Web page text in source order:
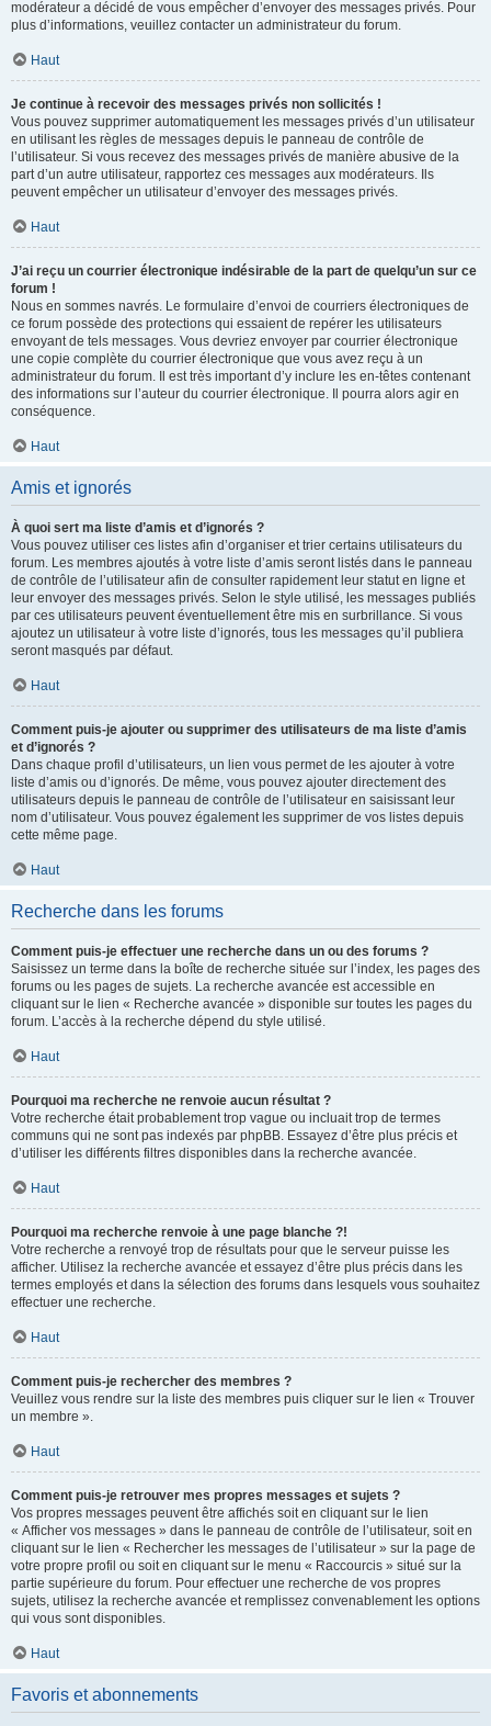
modérateur a décidé de vous empêcher d’envoyer des messages privés. Pour
plus d’informations, veuillez contacter un administrateur du forum.
Haut
Je continue à recevoir des messages privés non sollicités !
Vous pouvez supprimer automatiquement les messages privés d’un utilisateur
en utilisant les règles de messages depuis le panneau de contrôle de
l’utilisateur. Si vous recevez des messages privés de manière abusive de la
part d’un autre utilisateur, rapportez ces messages aux modérateurs. Ils
peuvent empêcher un utilisateur d’envoyer des messages privés.
Haut
J’ai reçu un courrier électronique indésirable de la part de quelqu’un sur ce
forum !
Nous en sommes navrés. Le formulaire d’envoi de courriers électroniques de
ce forum possède des protections qui essaient de repérer les utilisateurs
envoyant de tels messages. Vous devriez envoyer par courrier électronique
une copie complète du courrier électronique que vous avez reçu à un
administrateur du forum. Il est très important d’y inclure les en-têtes contenant
des informations sur l’auteur du courrier électronique. Il pourra alors agir en
conséquence.
Haut
Amis et ignorés
À quoi sert ma liste d’amis et d’ignorés ?
Vous pouvez utiliser ces listes afin d’organiser et trier certains utilisateurs du
forum. Les membres ajoutés à votre liste d’amis seront listés dans le panneau
de contrôle de l’utilisateur afin de consulter rapidement leur statut en ligne et
leur envoyer des messages privés. Selon le style utilisé, les messages publiés
par ces utilisateurs peuvent éventuellement être mis en surbrillance. Si vous
ajoutez un utilisateur à votre liste d’ignorés, tous les messages qu’il publiera
seront masqués par défaut.
Haut
Comment puis-je ajouter ou supprimer des utilisateurs de ma liste d’amis
et d’ignorés ?
Dans chaque profil d’utilisateurs, un lien vous permet de les ajouter à votre
liste d’amis ou d’ignorés. De même, vous pouvez ajouter directement des
utilisateurs depuis le panneau de contrôle de l’utilisateur en saisissant leur
nom d’utilisateur. Vous pouvez également les supprimer de vos listes depuis
cette même page.
Haut
Recherche dans les forums
Comment puis-je effectuer une recherche dans un ou des forums ?
Saisissez un terme dans la boîte de recherche située sur l’index, les pages des
forums ou les pages de sujets. La recherche avancée est accessible en
cliquant sur le lien « Recherche avancée » disponible sur toutes les pages du
forum. L’accès à la recherche dépend du style utilisé.
Haut
Pourquoi ma recherche ne renvoie aucun résultat ?
Votre recherche était probablement trop vague ou incluait trop de termes
communs qui ne sont pas indexés par phpBB. Essayez d’être plus précis et
d’utiliser les différents filtres disponibles dans la recherche avancée.
Haut
Pourquoi ma recherche renvoie à une page blanche ?!
Votre recherche a renvoyé trop de résultats pour que le serveur puisse les
afficher. Utilisez la recherche avancée et essayez d’être plus précis dans les
termes employés et dans la sélection des forums dans lesquels vous souhaitez
effectuer une recherche.
Haut
Comment puis-je rechercher des membres ?
Veuillez vous rendre sur la liste des membres puis cliquer sur le lien « Trouver
un membre ».
Haut
Comment puis-je retrouver mes propres messages et sujets ?
Vos propres messages peuvent être affichés soit en cliquant sur le lien
« Afficher vos messages » dans le panneau de contrôle de l’utilisateur, soit en
cliquant sur le lien « Rechercher les messages de l’utilisateur » sur la page de
votre propre profil ou soit en cliquant sur le menu « Raccourcis » situé sur la
partie supérieure du forum. Pour effectuer une recherche de vos propres
sujets, utilisez la recherche avancée et remplissez convenablement les options
qui vous sont disponibles.
Haut
Favoris et abonnements